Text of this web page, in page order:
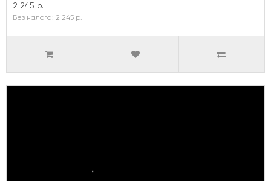
2 245 р.
Без налога: 2 245 р.